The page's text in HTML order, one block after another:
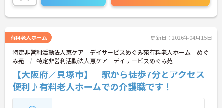
有料老人ホーム 更新日：2026年04月15日
特定非営利活動法人恵ケア デイサービスめぐみ苑有料老人ホーム めぐ
み苑
特定非営利活動法人恵ケア デイサービスめぐみ苑
【大阪府／貝塚市】 駅から徒歩7分とアクセス
便利♪有料老人ホームでの介護職です！